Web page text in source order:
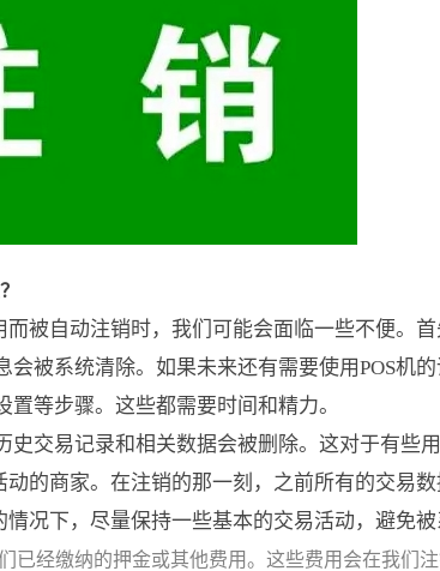
而被自动注销时，我们可能会面临一些不便。
会被系统清除。如果未来还有需要使用POS机
等步骤。这些都需要时间和精力。
史交易记录和相关数据会被删除。这对于有些
动的商家。在注销的那一刻，之前所有的交易
况下，尽量保持一些基本的交易活动，避免被
已经缴纳的押金或其他费用。这些费用会在我们